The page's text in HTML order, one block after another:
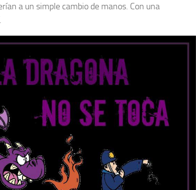
a un simple cambio de manos. Con una